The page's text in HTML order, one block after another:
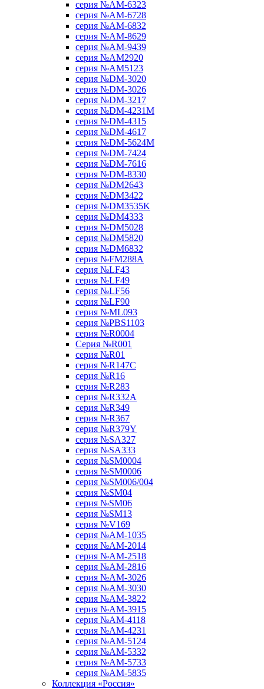
серия №AM-6323
серия №AM-6728
серия №AM-6832
серия №AM-8629
серия №AM-9439
серия №AM2920
серия №AM5123
серия №DM-3020
серия №DM-3026
серия №DM-3217
серия №DM-4231M
серия №DM-4315
серия №DM-4617
серия №DM-5624M
серия №DM-7424
серия №DM-7616
серия №DM-8330
серия №DM2643
серия №DM3422
серия №DM3535K
серия №DM4333
серия №DM5028
серия №DM5820
серия №DM6832
серия №FM288A
серия №LF43
серия №LF49
серия №LF56
серия №LF90
серия №ML093
серия №PBS1103
серия №R0004
Серия №R001
серия №R01
серия №R147C
серия №R16
серия №R283
серия №R332A
серия №R349
серия №R367
серия №R379Y
серия №SA327
серия №SA333
серия №SM0004
серия №SM0006
серия №SM006/004
серия №SM04
серия №SM06
серия №SM13
серия №V169
серия №АМ-1035
серия №АМ-2014
серия №АМ-2518
серия №АМ-2816
серия №АМ-3026
серия №АМ-3030
серия №АМ-3822
серия №АМ-3915
серия №АМ-4118
серия №АМ-4231
серия №АМ-5124
серия №АМ-5332
серия №АМ-5733
серия №АМ-5835
Коллекция «Россия»